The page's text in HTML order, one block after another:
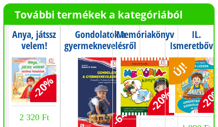
További termékek a kategóriából
Anya, játssz
velem!
Játékötletek
2-4
éveseknek
-20%
2 320 Ft
Gondolatok a
gyermeknevelésről
-64%
Memóriakönyv
-20%
IL.
és
feladatok -
Iskola-
előkészítés
májusig - 0.
-
ÚJ!